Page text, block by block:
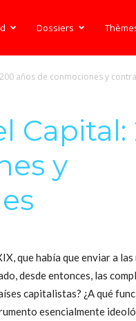
Dossiers
años de conmociones y
y
que había que enviar a
desde entonces, las
capitalistas? ¿A qué
esencialmente